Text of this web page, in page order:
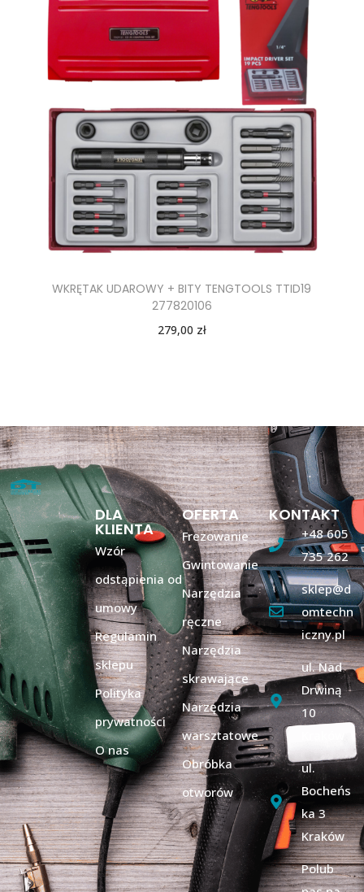
WKRĘTAK UDAROWY + BITY TENGTOOLS TTID19
277820106
279,00 zł
DLA
KLIENTA
Wzór
odstąpienia od
umowy
Regulamin
sklepu
Polityka
prywatności
O nas
OFERTA
Frezowanie
Gwintowanie
Narzędzia
ręczne
Narzędzia
skrawające
Narzędzia
warsztatowe
Obróbka
otworów
KONTAKT
+48 605
735 262
sklep@d
omtechn
iczny.pl
ul. Nad
Drwiną
10
ul.
Bocheńs
ka 3
Kraków
Polub